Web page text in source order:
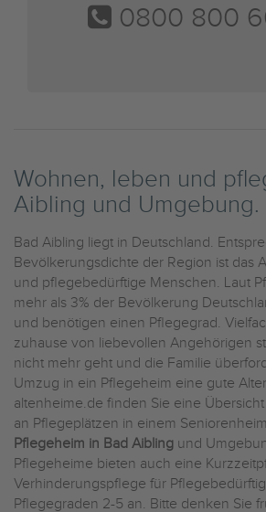
0800 800
Wohnen, leben und
Aibling und Umgebung.
Bad Aibling liegt in Deutschland.
Bevölkerungsdichte der Region ist das
und pflegebedürftige Menschen. Laut
mehr als 3% der Bevölkerung
und benötigen einen Pflegegrad.
zuhause von liebevollen Angehörigen
nicht mehr geht und die Familie
Umzug in ein Pflegeheim eine gute
altenheime.de finden Sie eine
an Pflegeplätzen in einem
Pflegeheim in Bad Aibling und
Pflegeheime bieten auch eine
Verhinderungspflege für
Pflegegraden 2-5 an. Bitte denken Sie